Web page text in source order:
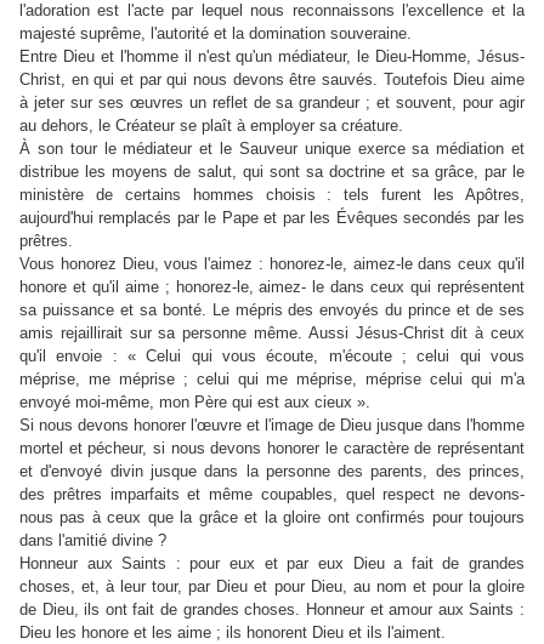
l'adoration est l'acte par lequel nous reconnaissons l'excellence et la
majesté suprême, l'autorité et la domination souveraine.
Entre Dieu et l'homme il n'est qu'un médiateur, le Dieu-Homme, Jésus-
Christ, en qui et par qui nous devons être sauvés. Toutefois Dieu aime
à jeter sur ses œuvres un reflet de sa grandeur ; et souvent, pour agir
au dehors, le Créateur se plaît à employer sa créature.
À son tour le médiateur et le Sauveur unique exerce sa médiation et
distribue les moyens de salut, qui sont sa doctrine et sa grâce, par le
ministère de certains hommes choisis : tels furent les Apôtres,
aujourd'hui remplacés par le Pape et par les Évêques secondés par les
prêtres.
Vous honorez Dieu, vous l'aimez : honorez-le, aimez-le dans ceux qu'il
honore et qu'il aime ; honorez-le, aimez- le dans ceux qui représentent
sa puissance et sa bonté. Le mépris des envoyés du prince et de ses
amis rejaillirait sur sa personne même. Aussi Jésus-Christ dit à ceux
qu'il envoie : « Celui qui vous écoute, m'écoute ; celui qui vous
méprise, me méprise ; celui qui me méprise, méprise celui qui m'a
envoyé moi-même, mon Père qui est aux cieux ».
Si nous devons honorer l'œuvre et l'image de Dieu jusque dans l'homme
mortel et pécheur, si nous devons honorer le caractère de représentant
et d'envoyé divin jusque dans la personne des parents, des princes,
des prêtres imparfaits et même coupables, quel respect ne devons-
nous pas à ceux que la grâce et la gloire ont confirmés pour toujours
dans l'amitié divine ?
Honneur aux Saints : pour eux et par eux Dieu a fait de grandes
choses, et, à leur tour, par Dieu et pour Dieu, au nom et pour la gloire
de Dieu, ils ont fait de grandes choses. Honneur et amour aux Saints :
Dieu les honore et les aime ; ils honorent Dieu et ils l'aiment.